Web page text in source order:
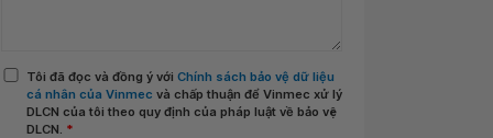
Tôi đã đọc và đồng ý với Chính sách bảo vệ dữ liệu
cá nhân của Vinmec và chấp thuận để Vinmec xử lý
DLCN của tôi theo quy định của pháp luật về bảo vệ
DLCN. *